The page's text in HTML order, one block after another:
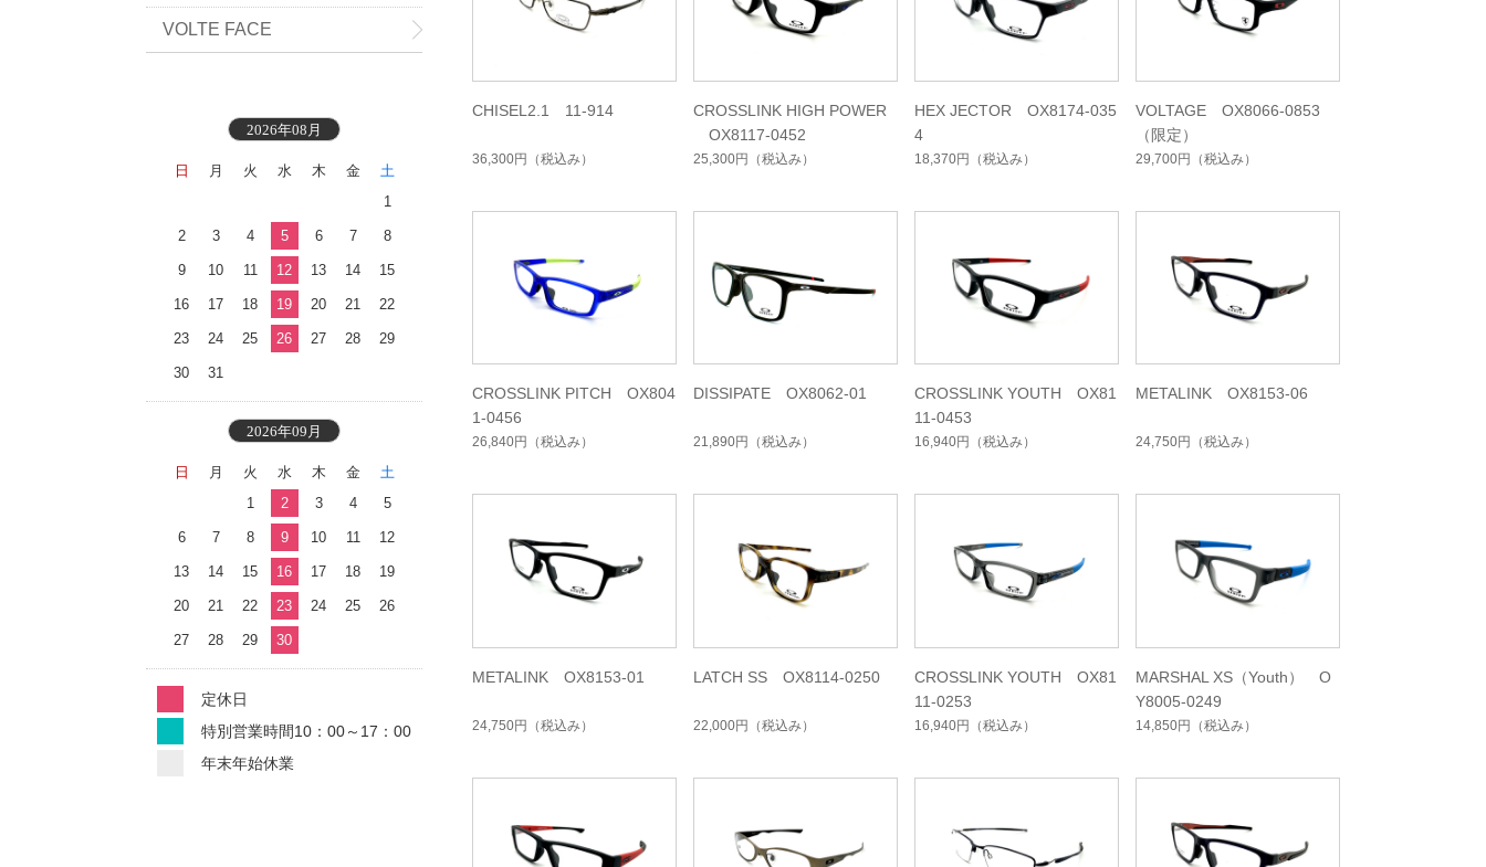
CHISEL2.1 11-914
36,300円 （税込み）
CROSSLINK HIGH POWER
OX8117-0452
25,300円 （税込み）
HEX JECTOR OX8174-035
4
18,370円 （税込み）
VOLTAGE OX8066-0853
（限定）
29,700円 （税込み）
CROSSLINK PITCH OX804
1-0456
26,840円 （税込み）
DISSIPATE OX8062-01
21,890円 （税込み）
CROSSLINK YOUTH OX81
11-0453
16,940円 （税込み）
METALINK OX8153-06
24,750円 （税込み）
METALINK OX8153-01
24,750円 （税込み）
LATCH SS OX8114-0250
22,000円 （税込み）
CROSSLINK YOUTH OX81
11-0253
16,940円 （税込み）
MARSHAL XS（Youth） O
Y8005-0249
14,850円 （税込み）
VOLTE FACE
2026年08月
日 月 火 水 木 金
土
1
2 3 4 5 6 7 8
9 10 11 12 13 14 15
16 17 18 19 20 21 22
23 24 25 26 27 28 29
30 31
2026年09月
日 月 火 水 木 金
土
1
2 3 4 5
6 7 8 9 10 11 12
13 14 15 16 17 18 19
20 21 22 23 24 25 26
27 28 29 30
定休日
特別営業時間10：00～17：00
年末年始休業